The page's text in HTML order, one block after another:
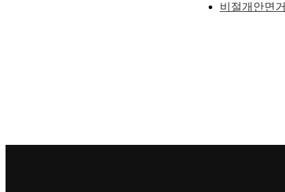
비절개안면